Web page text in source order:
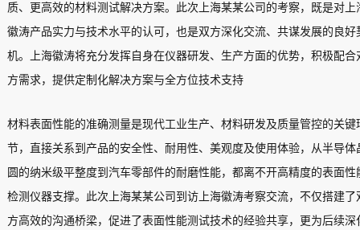
质、更高效的材料测试解决方案。此次上海某某公司的考察，既是对上
徽涛产品实力与技术水平的认可，也是双方深化交流、共谋发展的良好
机。上海徽涛将充分发挥自身在仪器研发、生产方面的优势，积极配合
方需求，提供定制化解决方案与全方位技术支持
材料表面性能的准确测量是现代工业生产、材料研发及质量管控的关键
节，直接关系到产品的安全性、耐用性、美观度及使用体验，从半导体
圆的纳米级平整度到汽车零部件的耐磨性能，都离不开高精度的表面性
检测仪器支撑。此次上海某某公司到访上海徽涛考察交流，不仅搭建了
方高效的沟通桥梁，促进了表面性能测试技术的经验共享，更为后续深